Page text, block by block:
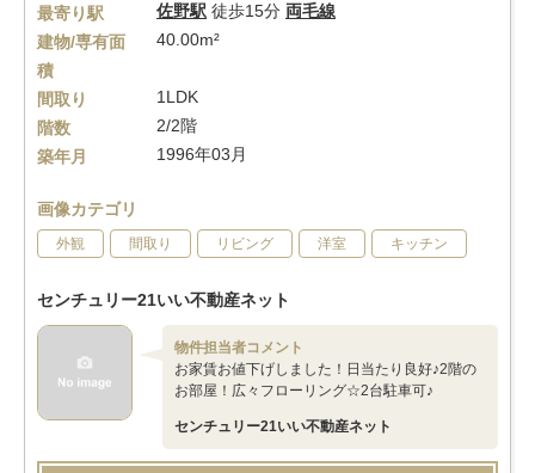
最寄り駅
佐野駅 徒歩15分 両毛線
建物/専有面
積
40.00m²
間取り
1LDK
階数
2/2階
築年月
1996年03月
画像カテゴリ
外観 間取り リビング 洋室 キッチン
センチュリー21いい不動産ネット
物件担当者コメント
お家賃お値下げしました！日当たり良好♪2階の
お部屋！広々フローリング☆2台駐車可♪
センチュリー21いい不動産ネット